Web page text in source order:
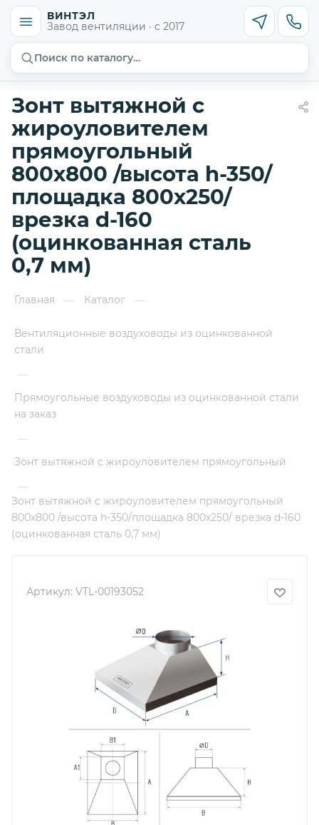
ВИНТЭЛ
Завод вентиляции · с 2017
Поиск по каталогу…
Зонт вытяжной с
жироуловителем
прямоугольный
800х800 /высота h-350/
площадка 800х250/
врезка d-160
(оцинкованная сталь
0,7 мм)
Главная — Каталог —
Вентиляционные воздуховоды из оцинкованной
стали
—
Прямоугольные воздуховоды из оцинкованной стали
на заказ
—
Зонт вытяжной с жироуловителем прямоугольный
—
Зонт вытяжной с жироуловителем прямоугольный
800х800 /высота h-350/площадка 800х250/ врезка d-160
(оцинкованная сталь 0,7 мм)
Артикул: VTL-00193052